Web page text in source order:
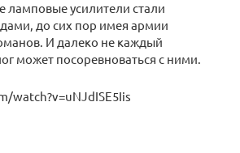
ламповые усилители стали
до сих пор имея армии
И далеко не каждый
может посоревноваться с ними.
watch?v=uNJdISE5Iis